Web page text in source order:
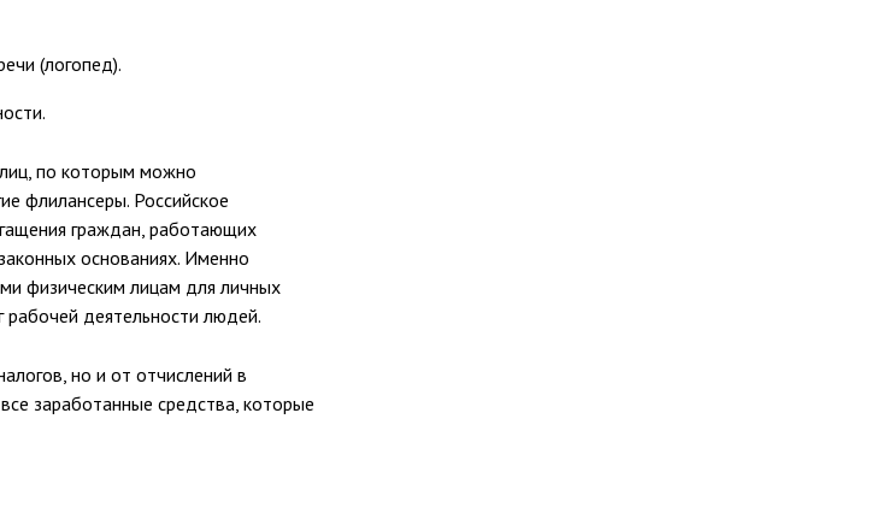
(логопед).
по которым можно
флилансеры. Российское
граждан, работающих
основаниях. Именно
физическим лицам для личных
рабочей деятельности людей.
но и от отчислений в
заработанные средства, которые